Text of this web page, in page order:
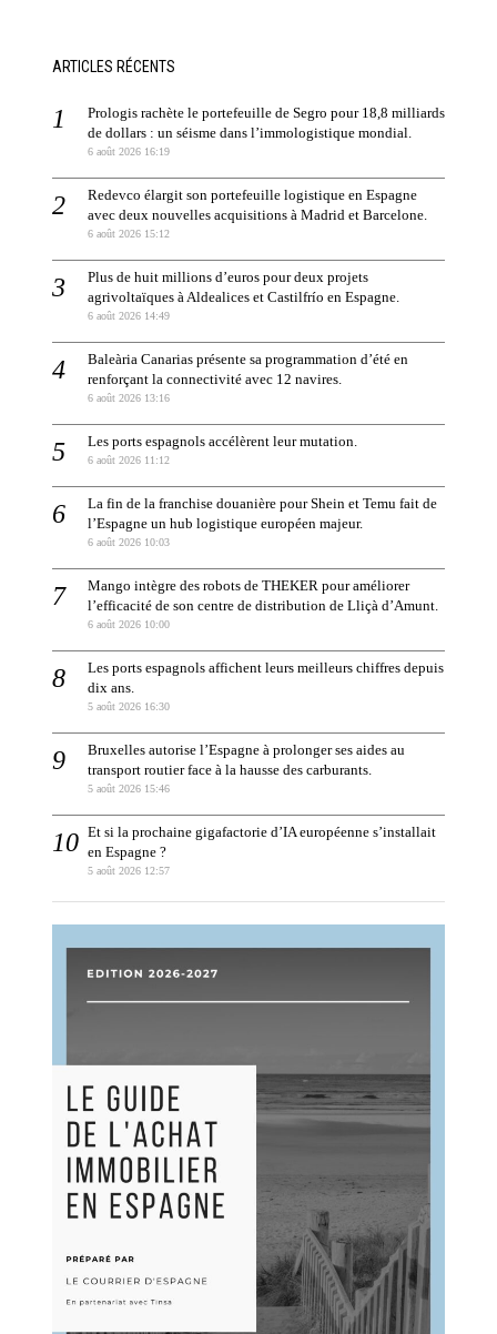
ARTICLES RÉCENTS
Prologis rachète le portefeuille de Segro pour 18,8 milliards
de dollars : un séisme dans l’immologistique mondial.
6 août 2026 16:19
Redevco élargit son portefeuille logistique en Espagne
avec deux nouvelles acquisitions à Madrid et Barcelone.
6 août 2026 15:12
Plus de huit millions d’euros pour deux projets
agrivoltaïques à Aldealices et Castilfrío en Espagne.
6 août 2026 14:49
Baleària Canarias présente sa programmation d’été en
renforçant la connectivité avec 12 navires.
6 août 2026 13:16
Les ports espagnols accélèrent leur mutation.
6 août 2026 11:12
La fin de la franchise douanière pour Shein et Temu fait de
l’Espagne un hub logistique européen majeur.
6 août 2026 10:03
Mango intègre des robots de THEKER pour améliorer
l’efficacité de son centre de distribution de Lliçà d’Amunt.
6 août 2026 10:00
Les ports espagnols affichent leurs meilleurs chiffres depuis
dix ans.
5 août 2026 16:30
Bruxelles autorise l’Espagne à prolonger ses aides au
transport routier face à la hausse des carburants.
5 août 2026 15:46
Et si la prochaine gigafactorie d’IA européenne s’installait
en Espagne ?
5 août 2026 12:57